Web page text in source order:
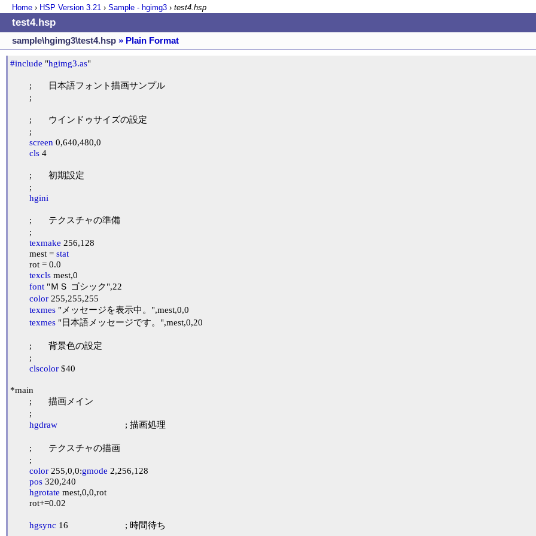
Home › HSP Version 3.21 › Sample - hgimg3 › test4.hsp
test4.hsp
sample\hgimg3\test4.hsp » Plain Format
#include "hgimg3.as"
screen 0,640,480,0
cls 4
hgini
texmake 256,128
	mest =
stat
texcls mest,0
font "ＭＳ ゴシック",22
color 255,255,255
texmes "メッセージを表示中。",mest,0,0
texmes "日本語メッセージです。",mest,0,20
clscolor $40
*main
hgdraw
color 255,0,0:gmode 2,256,128
pos 320,240
hgrotate mest,0,0,rot
hgsync 16			; 時間待ち